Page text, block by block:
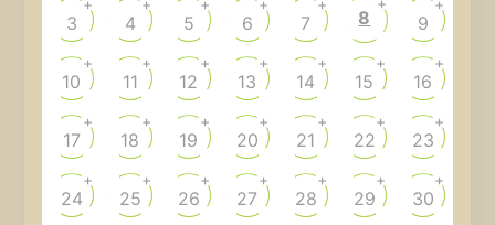
3
+
4
+
5
+
6
+
7
+
8 9
+
10
+
11
+
12
+
13
+
14
+
15
+
16
+
17
+
18
+
19
+
20
+
21
+
22
+
23
+
24
+
25
+
26
+
27
+
28
+
29
+
30
+